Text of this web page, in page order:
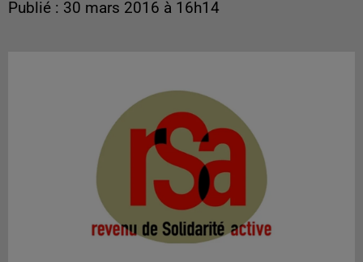
Publié : 30 mars 2016 à 16h14